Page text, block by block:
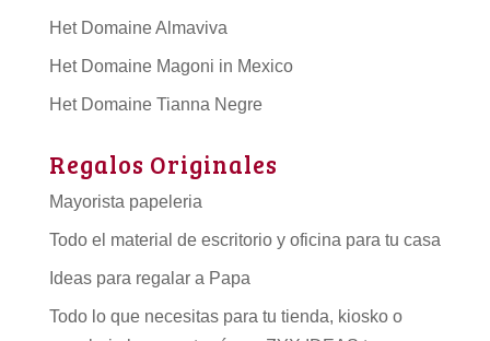
Het Domaine Almaviva
Het Domaine Magoni in Mexico
Het Domaine Tianna Negre
Regalos Originales
Mayorista papeleria
Todo el material de escritorio y oficina para tu casa
Ideas para regalar a Papa
Todo lo que necesitas para tu tienda, kiosko o